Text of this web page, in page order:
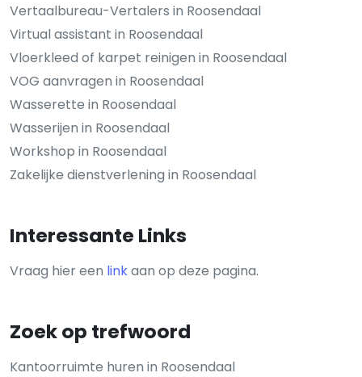
Vertaalbureau-Vertalers in Roosendaal
Virtual assistant in Roosendaal
Vloerkleed of karpet reinigen in Roosendaal
VOG aanvragen in Roosendaal
Wasserette in Roosendaal
Wasserijen in Roosendaal
Workshop in Roosendaal
Zakelijke dienstverlening in Roosendaal
Interessante Links
Vraag hier een linkaan op deze pagina.
Zoek op trefwoord
Kantoorruimte huren in Roosendaal